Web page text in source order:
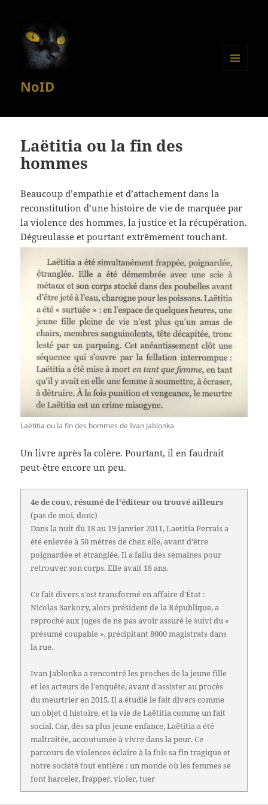
NoID
Laëtitia ou la fin des
hommes
Beaucoup d’empathie et d’attachement dans la
reconstitution d’une histoire de vie de marquée par
la violence des hommes, la justice et la récupération.
Dégueulasse et pourtant extrêmement touchant.
Laëtitia ou la fin des hommes de Ivan Jablonka
Un livre après la colère. Pourtant, il en faudrait
peut-être encore un peu.
4e de couv, résumé de l'éditeur ou trouvé ailleurs
(pas de moi, donc)
Dans la nuit du 18 au 19 janvier 2011, Laetitia Perrais a
été enlevée à 50 mètres de chez elle, avant d'être
poignardée et étranglée. Il a fallu des semaines pour
retrouver son corps. Elle avait 18 ans.
Ce fait divers s'est transformé en affaire d'État :
Nicolas Sarkozy, alors président de la République, a
reproché aux juges de ne pas avoir assuré le suivi du «
présumé coupable », précipitant 8000 magistrats dans
la rue.
Ivan Jablonka a rencontré les proches de la jeune fille
et les acteurs de l'enquête, avant d'assister au procès
du meurtrier en 2015. Il a étudié le fait divers comme
un objet d histoire, et la vie de Laëtitia comme un fait
social. Car, dès sa plus jeune enfance, Laëtitia a été
maltraitée, accoutumée à vivre dans la peur. Ce
parcours de violences éclaire à la fois sa fin tragique et
notre société tout entière : un monde où les femmes se
font harceler, frapper, violer, tuer